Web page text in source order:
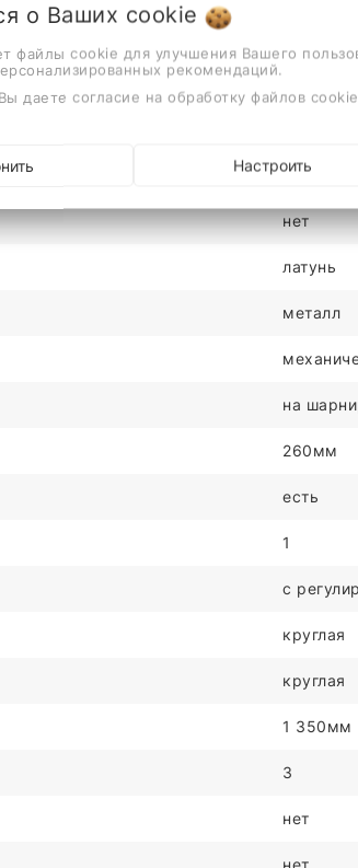
1
нет
латунь
металл
на
260мм
есть
1
c
круглая
круглая
1 350мм
3
нет
нет
о Ваших cookie
файлы cookie для улучшения Вашего
рекомендаций.
даете согласие на обработку файлов
Настроить